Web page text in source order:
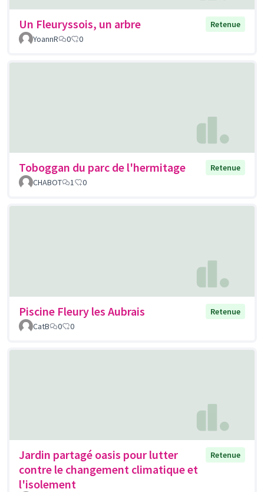
Un Fleuryssois, un arbre
Retenue
YoannR
0 0
Toboggan du parc de l'hermitage
Retenue
CHABOT
1 0
Piscine Fleury les Aubrais
Retenue
CatB
0 0
Jardin partagé oasis pour lutter
contre le changement climatique et
l'isolement
Retenue